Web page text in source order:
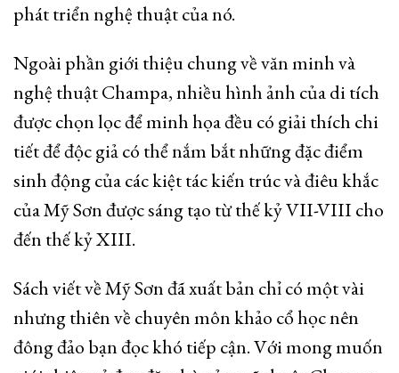
phát triển nghệ thuật của nó.
Ngoài phần giới thiệu chung về văn minh và
nghệ thuật Champa, nhiều hình ảnh của di tích
được chọn lọc để minh họa đều có giải thích chi
tiết để độc giả có thể nắm bắt những đặc điểm
sinh động của các kiệt tác kiến trúc và điêu khắc
của Mỹ Sơn được sáng tạo từ thế kỷ VII-VIII cho
đến thế kỷ XIII.
Sách viết về Mỹ Sơn đã xuất bản chỉ có một vài
nhưng thiên về chuyên môn khảo cổ học nên
đông đảo bạn đọc khó tiếp cận. Với mong muốn